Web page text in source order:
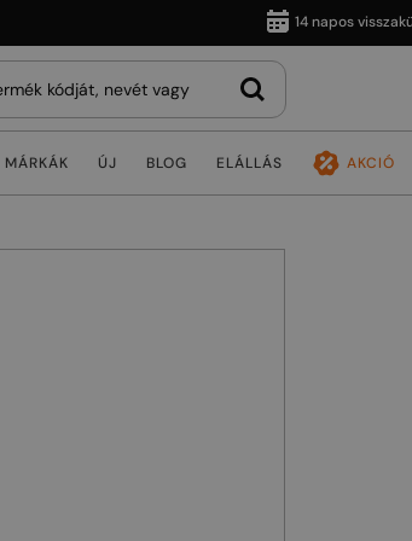
14 napos visszaküldés
MÁRKÁK ÚJ BLOG ELÁLLÁS AKCIÓ